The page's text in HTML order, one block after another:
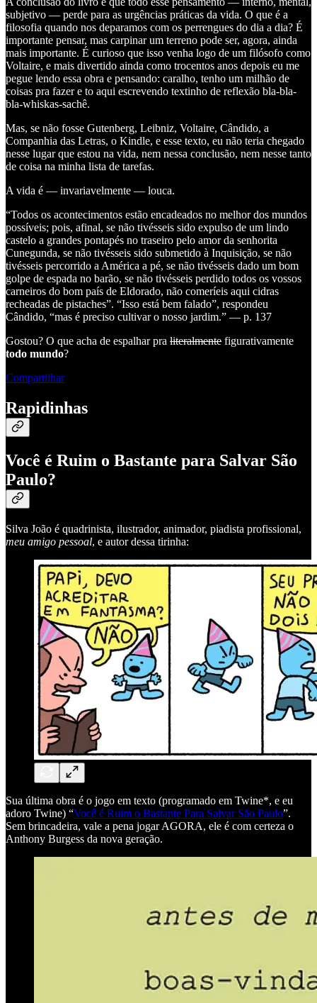
subjetivo — perde para as urgências práticas da vida. O que é a
filosofia quando nos deparamos com os perrengues do dia a dia? É
importante pensar, mas carpinar um terreno pode ser, agora, ainda
mais importante. É curioso que isso venha logo de um filósofo como
Voltaire, e mais divertido ainda como trocentos anos depois eu me
pegue lendo essa obra e pensando: caralho, tenho um milhão de
coisas pra fazer e to aqui escrevendo textinho de reflexão bla-bla-
bla-whiskas-sachê.
Mas, se não fosse Gutenberg, Leibniz, Voltaire, Cândido, a
Companhia das Letras, o Kindle, e esse texto, eu não teria chegado
nesse lugar que estou na vida, nem nessa conclusão, nem nesse tanto
de coisa na minha lista de tarefas.
A vida é — invariavelmente — louca.
“Todos os acontecimentos estão encadeados no melhor dos mundos
possíveis; pois, afinal, se não tivésseis sido expulso de um lindo
castelo a grandes pontapés no traseiro pelo amor da senhorita
Cunegunda, se não tivésseis sido submetido à Inquisição, se não
tivésseis percorrido a América a pé, se não tivésseis dado um bom
golpe de espada no barão, se não tivésseis perdido todos os vossos
carneiros do bom país de Eldorado, não comeríeis aqui cidras
recheadas de pistaches”. “Isso está bem falado”, respondeu
Cândido, “mas é preciso cultivar o nosso jardim.” — p. 137
Gostou? O que acha de espalhar pra literalmente figurativamente
todo mundo?
Compartilhar
Rapidinhas
Você é Ruim o Bastante para Salvar São
Paulo?
Silva João é quadrinista, ilustrador, animador, piadista profissional,
meu amigo pessoal, e autor dessa tirinha:
Sua última obra é o jogo em texto (programado em Twine*, e eu
adoro Twine) “Você é Ruim o Bastante Para Salvar São Paulo”.
Sem brincadeira, vale a pena jogar AGORA, ele é com certeza o
Anthony Burgess da nova geração.